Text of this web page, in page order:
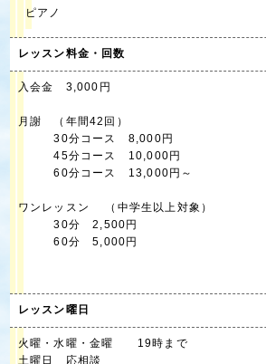
ピアノ
レッスン料金・回数
入会金 3,000円
月謝 （年間42回）
30分コース 8,000円
45分コース 10,000円
60分コース 13,000円～
ワンレッスン （中学生以上対象）
30分 2,500円
60分 5,000円
レッスン曜日
火曜・水曜・金曜 19時まで
土曜日 応相談